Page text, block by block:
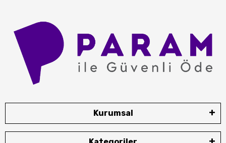
Kurumsal